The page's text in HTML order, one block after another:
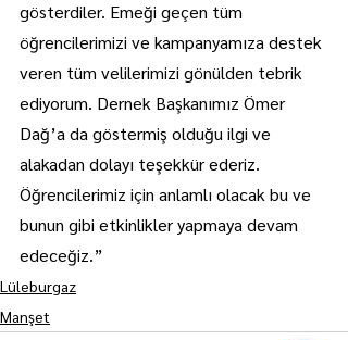
gösterdiler. Emeği geçen tüm
öğrencilerimizi ve kampanyamıza destek
veren tüm velilerimizi gönülden tebrik
ediyorum. Dernek Başkanımız Ömer
Dağ’a da göstermiş olduğu ilgi ve
alakadan dolayı teşekkür ederiz.
Öğrencilerimiz için anlamlı olacak bu ve
bunun gibi etkinlikler yapmaya devam
edeceğiz.”
Lüleburgaz
Manşet